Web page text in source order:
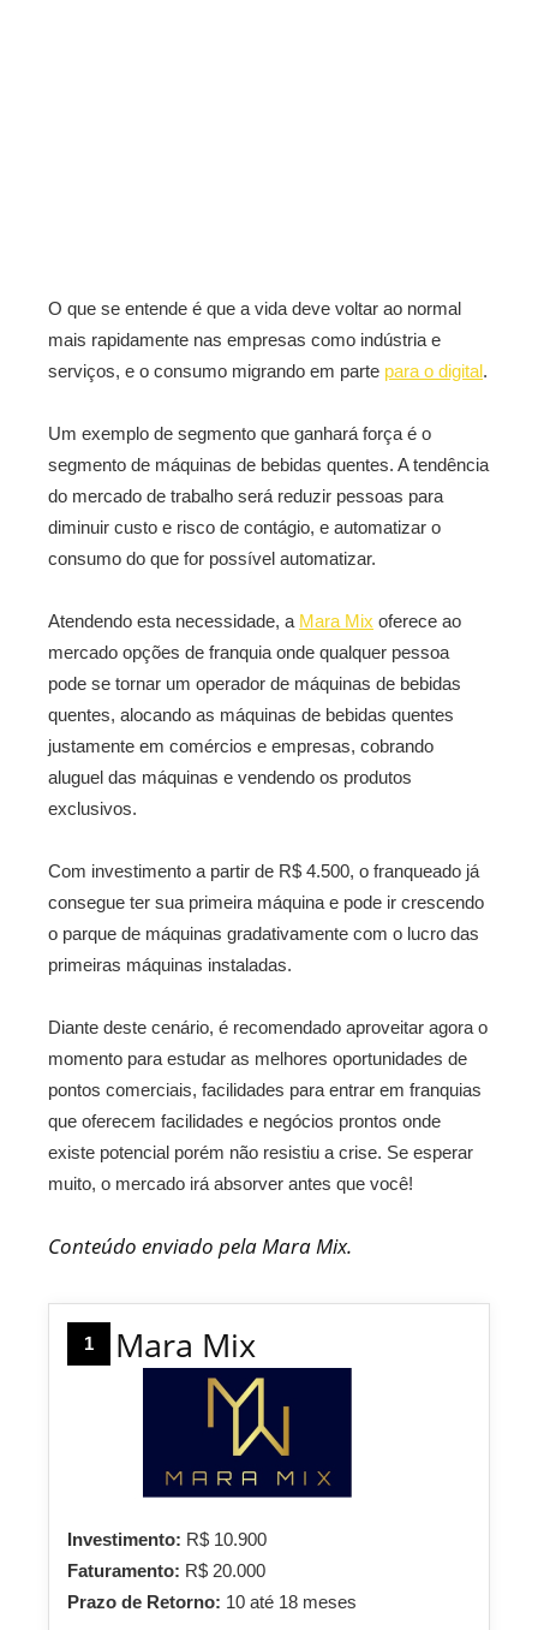
O que se entende é que a vida deve voltar ao normal
mais rapidamente nas empresas como indústria e
serviços, e o consumo migrando em parte para o digital.
Um exemplo de segmento que ganhará força é o
segmento de máquinas de bebidas quentes. A tendência
do mercado de trabalho será reduzir pessoas para
diminuir custo e risco de contágio, e automatizar o
consumo do que for possível automatizar.
Atendendo esta necessidade, a Mara Mix oferece ao
mercado opções de franquia onde qualquer pessoa
pode se tornar um operador de máquinas de bebidas
quentes, alocando as máquinas de bebidas quentes
justamente em comércios e empresas, cobrando
aluguel das máquinas e vendendo os produtos
exclusivos.
Com investimento a partir de R$ 4.500, o franqueado já
consegue ter sua primeira máquina e pode ir crescendo
o parque de máquinas gradativamente com o lucro das
primeiras máquinas instaladas.
Diante deste cenário, é recomendado aproveitar agora o
momento para estudar as melhores oportunidades de
pontos comerciais, facilidades para entrar em franquias
que oferecem facilidades e negócios prontos onde
existe potencial porém não resistiu a crise. Se esperar
muito, o mercado irá absorver antes que você!
Conteúdo enviado pela Mara Mix.
1 Mara Mix
Investimento: R$ 10.900
Faturamento: R$ 20.000
Prazo de Retorno: 10 até 18 meses